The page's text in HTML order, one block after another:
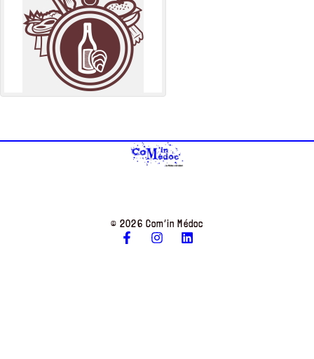
© 2026 Com’in Médoc